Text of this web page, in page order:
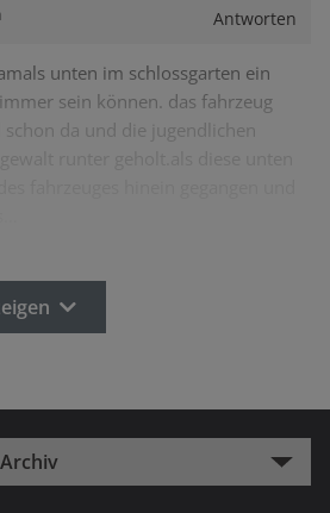
Antworten
unten im schlossgarten ein
sein können. das fahrzeug
da und die jugendlichen